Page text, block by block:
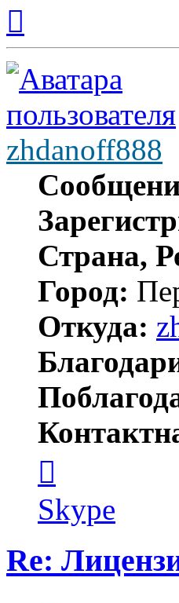
началу
zhdanoff888
Страна,
Город:
Откуда:
пользователя
zhdanoff888
Skype
Re: